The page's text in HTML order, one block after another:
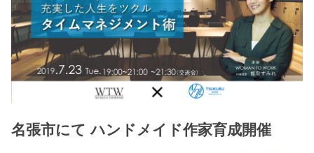
名張市にて ハンドメイド作家育成開催